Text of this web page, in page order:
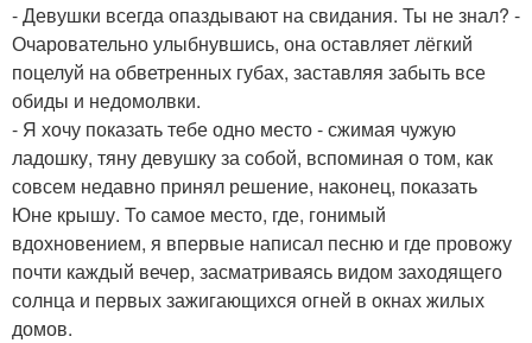
- Девушки всегда опаздывают на свидания. Ты не знал? -
Очаровательно улыбнувшись, она оставляет лёгкий
поцелуй на обветренных губах, заставляя забыть все
обиды и недомолвки.
- Я хочу показать тебе одно место - сжимая чужую
ладошку, тяну девушку за собой, вспоминая о том, как
совсем недавно принял решение, наконец, показать
Юне крышу. То самое место, где, гонимый
вдохновением, я впервые написал песню и где провожу
почти каждый вечер, засматриваясь видом заходящего
солнца и первых зажигающихся огней в окнах жилых
домов.